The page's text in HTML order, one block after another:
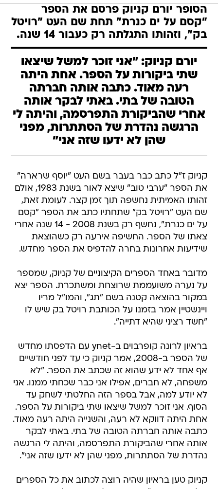
הסופר יורם קניוק פרסם את הספר
"קסם על ים כנרת" תחת שם העט "רויטל
בק", וזהותו התגלתה רק כעבור 14 שנה.
יורם קניוק: "אני זוכר למשל שיצאו
שתי ביקורות על הספר. אחת היתה
רעה מאוד. כתבה אותה חברתה
הטובה של בתי. באתי לבקר אותה
אחרי שהביקורת התפרסמה, והיתה לי
הרגשה נהדרת של הסתתרות, מפני
שהן לא ידעו שזה אני"
קניוק ז"ל כתב כבר בעבר בשם העט "יוסף שרארה"
את הספר "ערבי טוב" שיצא לאור בשנת 1983, אולם
זהותו האמיתית נחשפה תוך זמן קצר. לעומת זאת,
שם העט "רויטל בק" שתחתיו כתב את הספר "קסם
על ים כנרת", נחשף רק בשנת 2008 - 14 שנה אחרי
צאתו של הספר. החשיפה אירעה רק כשהוצאת
שידיעות אחרונות בחרה להדפיס את הספר מחדש.
מדובר באחד הספרים הקיצוניים של קניוק, שמספר
על נערה משועממת שרוצחת ומשתכרת. הספר יצא
במקור בהוצאה קטנה בשם "תג", והמו"ל מריו
ויינשטיין אמר בזמנו על הכותבת רויטל בק שיש לו
"חשד רציני שהיא דתייה".
בראיון לרונה קופרבוים ב-ynet עם הדפסתו מחדש
של הספר ב-2008, אמר קניוק כי עד לפני חודשיים
אף אחד לא ידע שהוא זה שכתב את הספר. "לא
משפחה, לא חברים, אפילו אני כבר שכחתי ממנו. אני
לא יודע למה, אבל בספר הזה החלטתי לשחק עד
הסוף. אני זוכר למשל שיצאו שתי ביקורות על הספר.
אחת היתה דווקא לא רעה, והשנייה היתה רעה מאוד.
כתבה אותה חברתה הטובה של בתי. באתי לבקר
אותה אחרי שהביקורת התפרסמה, והיתה לי הרגשה
נהדרת של הסתתרות, מפני שהן לא ידעו שזה אני"‬.
קניוק טען בראיון שהיה רוצה לכתוב את כל הספרים